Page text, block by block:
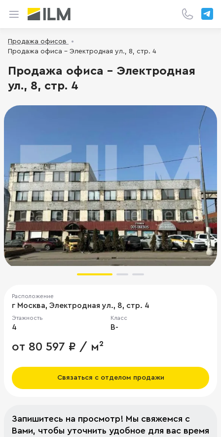
Продажа офисов
Продажа офиса - Электродная ул., 8, стр. 4
Продажа офиса - Электродная
ул., 8, стр. 4
Расположение
г Москва, Электродная ул., 8, стр. 4
Этажность
4
Класс
B-
от 80 597 ₽ / м²
Связаться с отделом продажи
Запишитесь на просмотр! Мы свяжемся с
Вами, чтобы уточнить удобное для вас время